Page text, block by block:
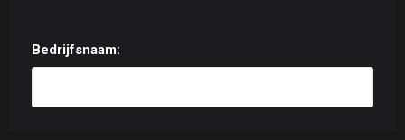
Bedrijfsnaam: